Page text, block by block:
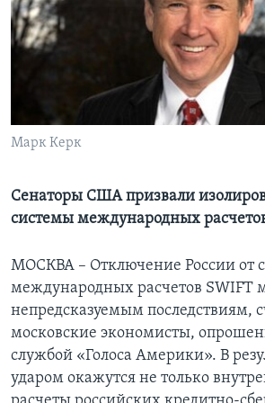
Learning English
Марк Керк
Сенаторы США призвали
системы международных
МОСКВА – Отключение России от
международных расчетов SWIFT
непредсказуемым последствиям,
московские экономисты,
службой «Голоса Америки». В
ударом окажутся не только